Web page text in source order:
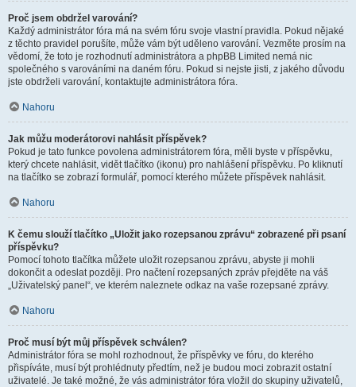
Proč jsem obdržel varování?
Každý administrátor fóra má na svém fóru svoje vlastní pravidla. Pokud nějaké
z těchto pravidel porušíte, může vám být uděleno varování. Vezměte prosím na
vědomí, že toto je rozhodnutí administrátora a phpBB Limited nemá nic
společného s varováními na daném fóru. Pokud si nejste jisti, z jakého důvodu
jste obdrželi varování, kontaktujte administrátora fóra.
Nahoru
Jak můžu moderátorovi nahlásit příspěvek?
Pokud je tato funkce povolena administrátorem fóra, měli byste v příspěvku,
který chcete nahlásit, vidět tlačítko (ikonu) pro nahlášení příspěvku. Po kliknutí
na tlačítko se zobrazí formulář, pomocí kterého můžete příspěvek nahlásit.
Nahoru
K čemu slouží tlačítko „Uložit jako rozepsanou zprávu“ zobrazené při psaní
příspěvku?
Pomocí tohoto tlačítka můžete uložit rozepsanou zprávu, abyste ji mohli
dokončit a odeslat později. Pro načtení rozepsaných zpráv přejděte na váš
„Uživatelský panel“, ve kterém naleznete odkaz na vaše rozepsané zprávy.
Nahoru
Proč musí být můj příspěvek schválen?
Administrátor fóra se mohl rozhodnout, že příspěvky ve fóru, do kterého
přispíváte, musí být prohlédnuty předtím, než je budou moci zobrazit ostatní
uživatelé. Je také možné, že vás administrátor fóra vložil do skupiny uživatelů,